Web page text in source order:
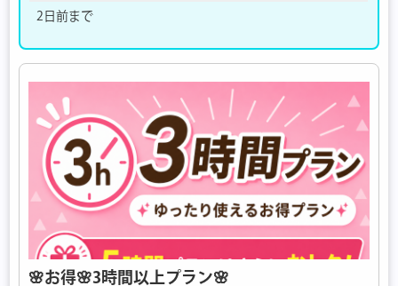
2日前まで
🌸お得🌸3時間以上プラン🌸